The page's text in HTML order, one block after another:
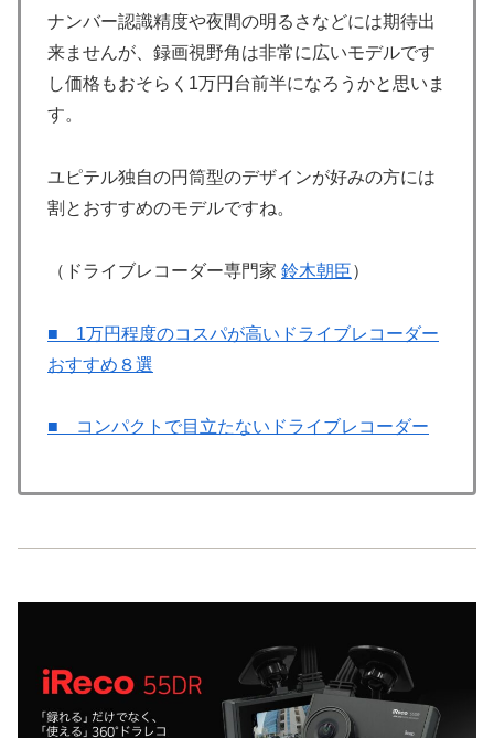
ナンバー認識精度や夜間の明るさなどには期待出
来ませんが、録画視野角は非常に広いモデルです
し価格もおそらく1万円台前半になろうかと思いま
す。
ユピテル独自の円筒型のデザインが好みの方には
割とおすすめのモデルですね。
（ドライブレコーダー専門家 鈴木朝臣）
■ 1万円程度のコスパが高いドライブレコーダー
おすすめ８選
■ コンパクトで目立たないドライブレコーダー